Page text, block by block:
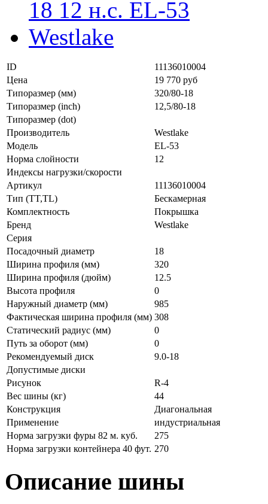
ID
11136010004
Цена
19 770 руб
Типоразмер (мм)
320/80-18
Типоразмер (inch)
12,5/80-18
Типоразмер (dot)
Производитель
Westlake
Модель
EL-53
Норма слойности
12
Индексы нагрузки/скорости
Артикул
11136010004
Тип (TT,TL)
Бескамерная
Комплектность
Покрышка
Бренд
Westlake
Серия
Посадочный диаметр
18
Ширина профиля (мм)
320
Ширина профиля (дюйм)
12.5
Высота профиля
0
Наружный диаметр (мм)
985
Фактическая ширина профиля (мм) 308
Статический радиус (мм)
0
Путь за оборот (мм)
0
Рекомендуемый диск
9.0-18
Допустимые диски
Рисунок
R-4
Вес шины (кг)
44
Конструкция
Диагональная
Применение
индустриальная
Норма загрузки фуры 82 м. куб.
275
Норма загрузки контейнера 40 фут. 270
Описание шины